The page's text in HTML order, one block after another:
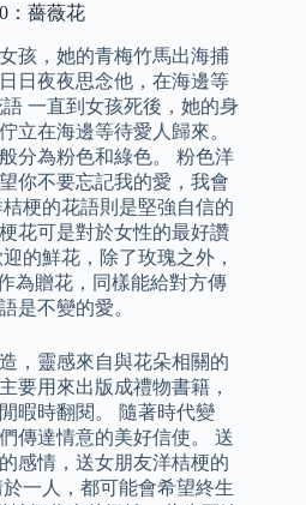
：薔薇花
孩，她的青梅竹馬出海捕
日夜夜思念他，在海邊等
一直到女孩死後，她的身
立在海邊等待愛人歸來。
分為粉色和綠色。 粉色洋
你不要忘記我的愛，我會
梗的花語則是堅強自信的
花可是對於女性的最好讚
的鮮花，除了玫瑰之外，
為贈花，同樣能給對方傳
是不變的愛。
，靈感來自與花朵相關的
要用來出版成禮物書籍，
暇時翻閱。 隨著時代變
傳達情意的美好信使。 送
感情，送女朋友洋桔梗的
一人，都可能會希望終生